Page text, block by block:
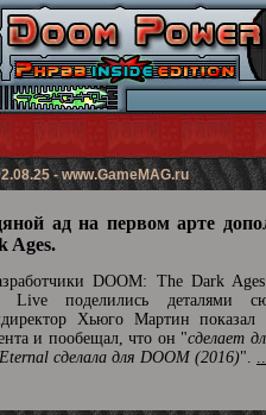
-www.GameMAG.ru
ад на первом арте
Ages.
DOOM: The Dark
Live поделились деталями
Хьюго Мартин показал
и пообещал, что он "сделает
сделала для DOOM (2016)".